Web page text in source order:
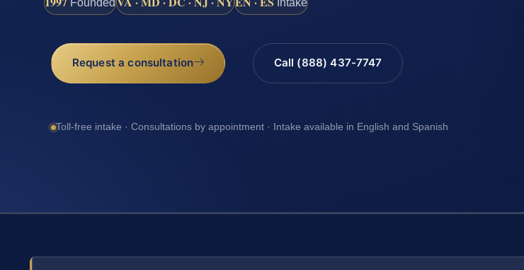
Request a consultation Call (888) 437-7747
Toll-free intake · Consultations by appointment · Intake available in English and Spanish